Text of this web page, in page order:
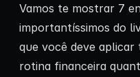
Vamos te mostrar 7
importantíssimos do
que você deve
rotina financeira